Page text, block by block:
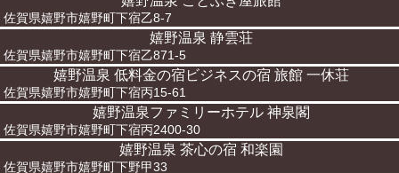
佐賀県嬉野市嬉野町下宿乙8-7
嬉野温泉 静雲荘
佐賀県嬉野市嬉野町下宿乙871-5
嬉野温泉 低料金の宿ビジネスの宿 旅館 一休荘
佐賀県嬉野市嬉野町下宿丙15-61
嬉野温泉ファミリーホテル 神泉閣
佐賀県嬉野市嬉野町下宿丙2400-30
嬉野温泉 茶心の宿 和楽園
佐賀県嬉野市嬉野町下野甲33